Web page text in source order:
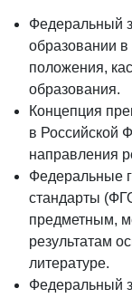
Федеральный
образовании
положения,
образования.
Концепция
в Российской
направления
Федеральные
стандарты
предметным,
результатам
литературе.
Федеральный